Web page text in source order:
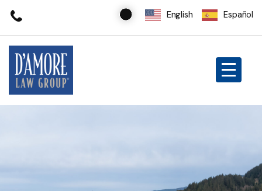
English Español